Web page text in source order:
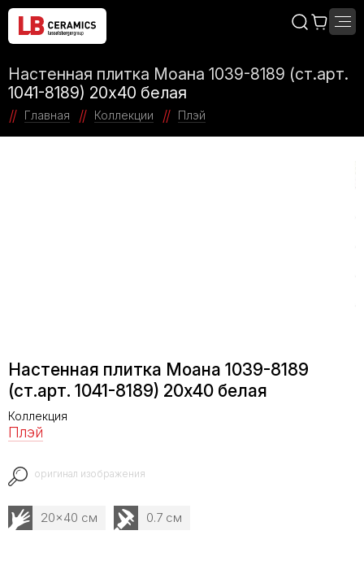
Настенная плитка Моана 1039-8189 (ст.арт.
1041-8189) 20х40 белая
Главная Коллекции Плэй
Настенная плитка Моана 1039-8189
(ст.арт. 1041-8189) 20х40 белая
Коллекция
Плэй
оригинал изображения
20x40 см 0.7 см